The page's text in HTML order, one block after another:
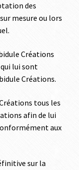
des
mesure ou lors
Créations
lui sont
Créations.
tous les
afin de lui
aux
sur la